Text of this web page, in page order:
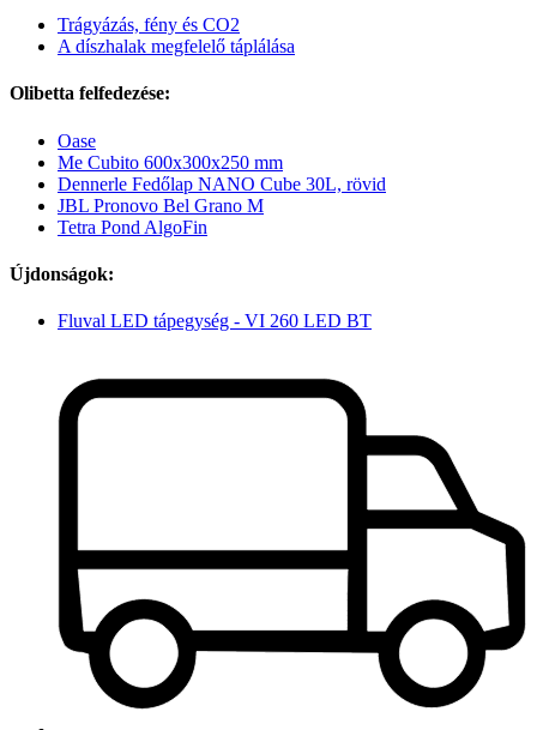
Trágyázás, fény és CO2
A díszhalak megfelelő táplálása
Olibetta felfedezése:
Oase
Me Cubito 600x300x250 mm
Dennerle Fedőlap NANO Cube 30L, rövid
JBL Pronovo Bel Grano M
Tetra Pond AlgoFin
Újdonságok:
Fluval LED tápegység - VI 260 LED BT